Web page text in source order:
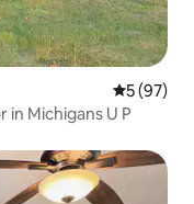
5 (97)
Michigans U P